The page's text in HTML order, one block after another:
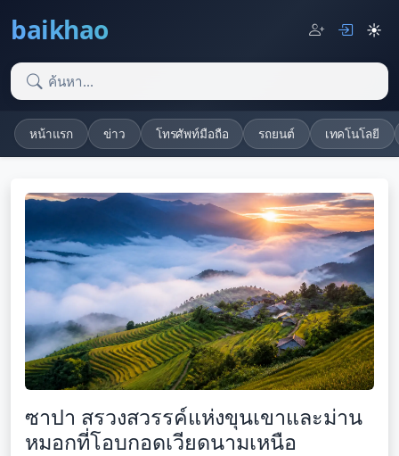
baikhao ☀️
หน้าแรก ข่าว โทรศัพท์มือถือ รถยนต์ เทคโนโลยี
ซาปา สรวงสวรรค์แห่งขุนเขาและม่าน
หมอกที่โอบกอดเวียดนามเหนือ